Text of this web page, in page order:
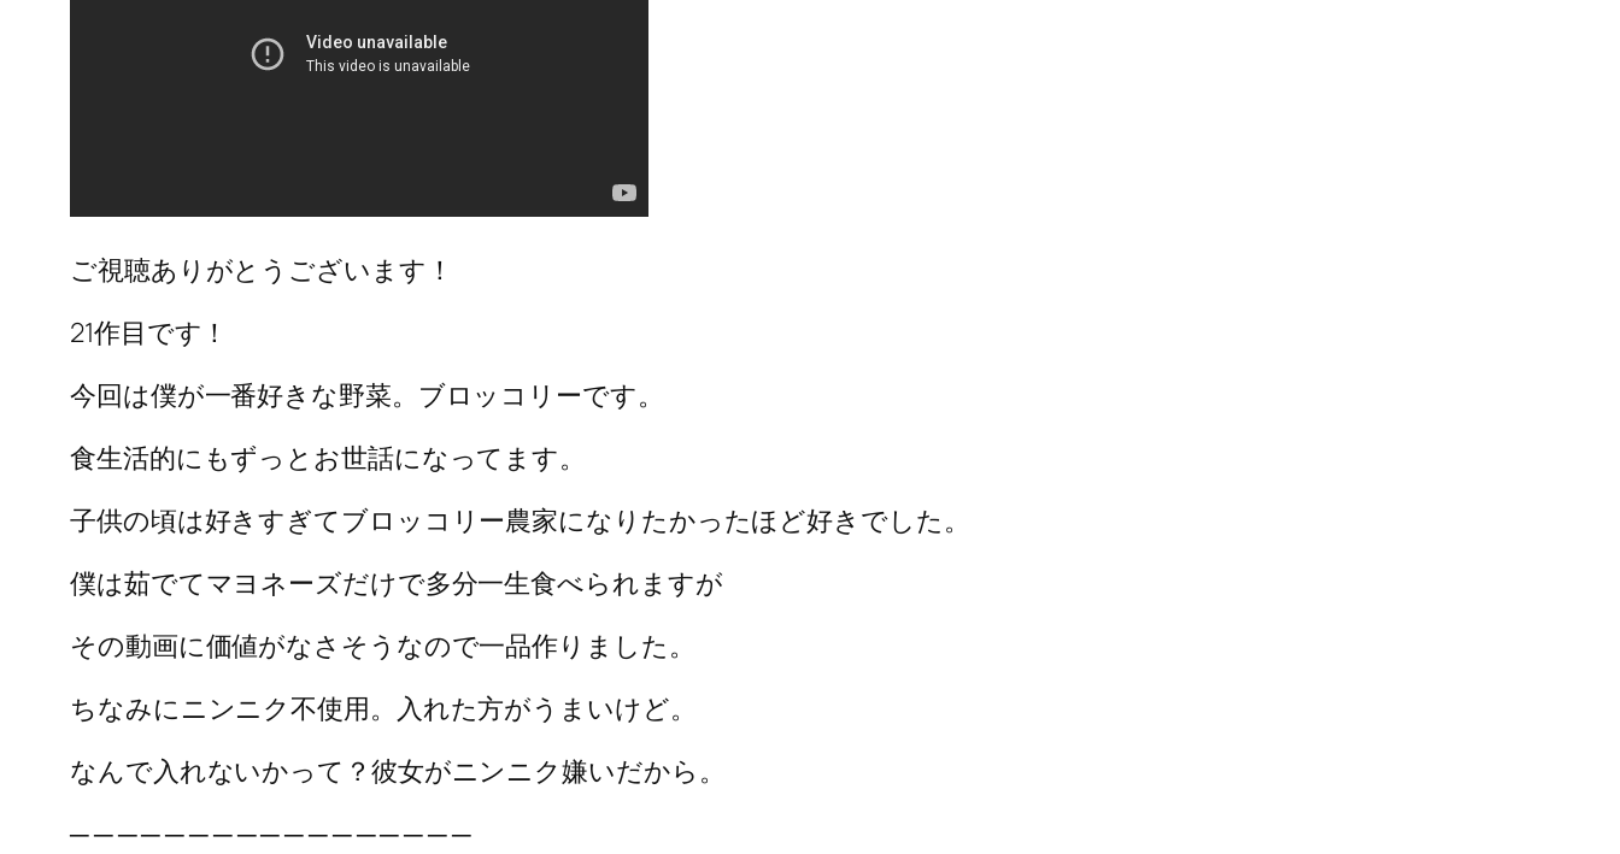
ご視聴ありがとうございます！
21作目です！
今回は僕が一番好きな野菜。ブロッコリーです。
食生活的にもずっとお世話になってます。
子供の頃は好きすぎてブロッコリー農家になりたかったほど好きでした。
僕は茹でてマヨネーズだけで多分一生食べられますが
その動画に価値がなさそうなので一品作りました。
ちなみにニンニク不使用。入れた方がうまいけど。
なんで入れないかって？彼女がニンニク嫌いだから。
─ ─ ─ ─ ─ ─ ─ ─ ─ ─ ─ ─ ─ ─ ─ ─ ─